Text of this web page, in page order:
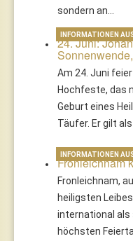
sondern an…
24. Juni:
Am 24. Juni
Hochfeste, das
Geburt eines
Täufer. Er gilt
INFORMATIONEN
Fronleichnam
Fronleichnam,
heiligsten
international als
höchsten
INFORMATIONEN